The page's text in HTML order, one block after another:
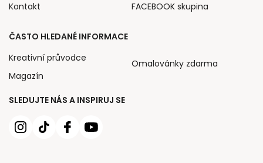
SLEDUJTE NÁS A INSPIRUJ SE
Kontakt
FACEBOOK skupina
ČASTO HLEDANÉ INFORMACE
Kreativní průvodce
Magazín
Omalovánky zdarma